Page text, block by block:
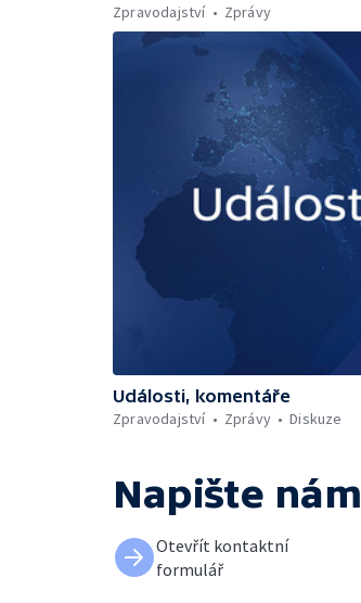
Zpravodajství
Zprávy
Události, komentáře
Zpravodajství
Zprávy Diskuze
Napište nám
Otevřít kontaktní
formulář